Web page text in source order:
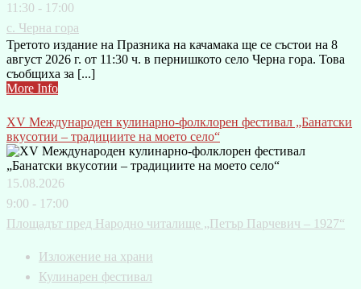
11:30 - 17:00
с. Черна гора
Третото издание на Празника на качамака ще се състои на 8
август 2026 г. от 11:30 ч. в пернишкото село Черна гора. Това
съобщиха за [...]
More Info
XV Международен кулинарно-фолклорен фестивал „Банатски
вкусотии – традициите на моето село“
15.08.2026
9:00 - 17:00
Площадът пред Народно читалище „Петър Парчевич – 1927“
Изложение на храни
Кулинарен фестивал